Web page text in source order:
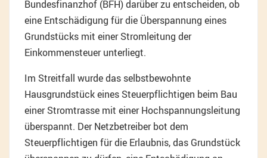
Bundesfinanzhof (BFH) darüber zu entscheiden, ob
eine Entschädigung für die Überspannung eines
Grundstücks mit einer Stromleitung der
Einkommensteuer unterliegt.
Im Streitfall wurde das selbstbewohnte
Hausgrundstück eines Steuerpflichtigen beim Bau
einer Stromtrasse mit einer Hochspannungsleitung
überspannt. Der Netzbetreiber bot dem
Steuerpflichtigen für die Erlaubnis, das Grundstück